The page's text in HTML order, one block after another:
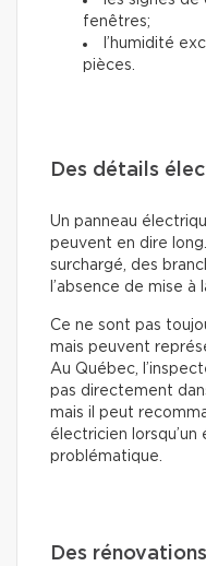
fenêtres;
l’humidité
pièces.
Des détails
Un panneau
peuvent en dire
surchargé, des
l’absence de mise
Ce ne sont pas
mais peuvent
Au Québec,
pas directement
mais il peut
électricien
problématique.
Des